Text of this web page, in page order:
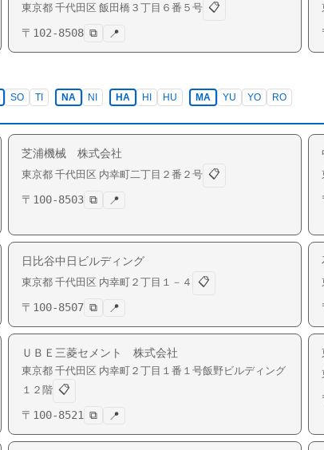
東京都 千代田区 飯田橋 ３丁目６番５号 📋
〒 102-8508 ⧉ 📍
SO TI NA NI HA HI HU MA YU YO RO
芝浦機械 株式会社
東京都 千代田区 内幸町二丁目２番２号 📋
〒 100-8503 ⧉ 📍
日比谷中日ビルディング
東京都 千代田区 内幸町 ２丁目１－４
📋
〒 100-8507 ⧉ 📍
ＵＢＥ三菱セメント 株式会社
東京都 千代田区 内幸町 ２丁目１番１号飯野ビルディング
１２階 📋
〒 100-8521 ⧉ 📍